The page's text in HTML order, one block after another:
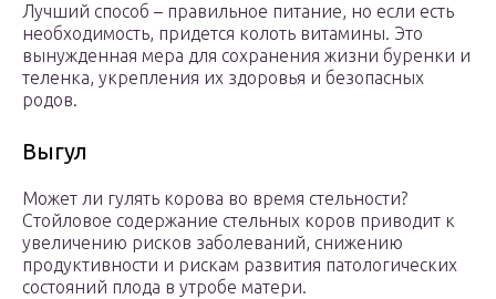
Лучший способ – правильное питание, но если есть
необходимость, придется колоть витамины. Это
вынужденная мера для сохранения жизни буренки и
теленка, укрепления их здоровья и безопасных
родов.
Выгул
Может ли гулять корова во время стельности?
Стойловое содержание стельных коров приводит к
увеличению рисков заболеваний, снижению
продуктивности и рискам развития патологических
состояний плода в утробе матери.